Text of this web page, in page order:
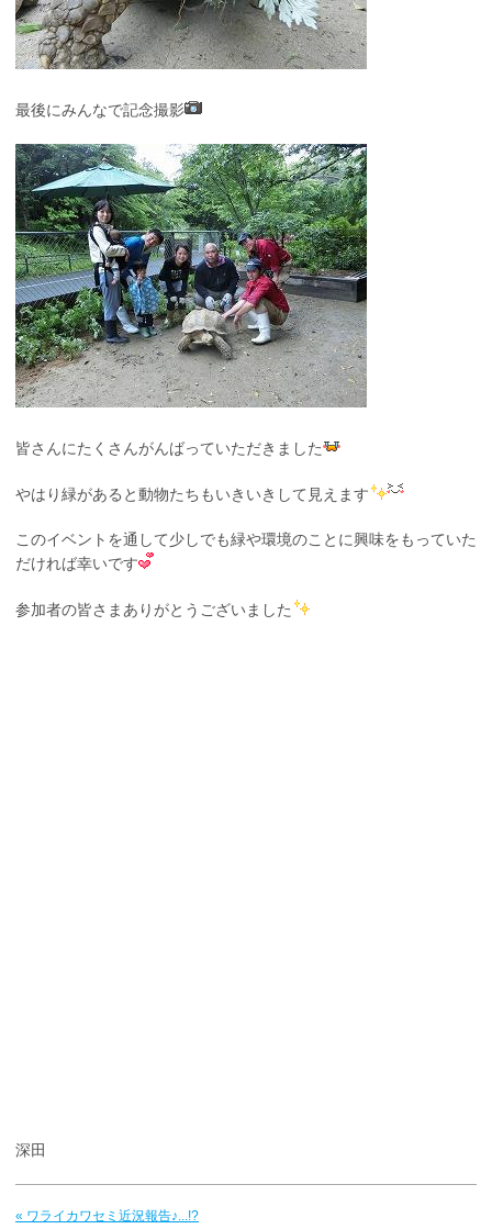
最後にみんなで記念撮影
皆さんにたくさんがんばっていただきました
やはり緑があると動物たちもいきいきして見えます
このイベントを通して少しでも緑や環境のことに興味をもっていた
だければ幸いです
参加者の皆さまありがとうございました
深田
« ワライカワセミ近況報告♪...!?